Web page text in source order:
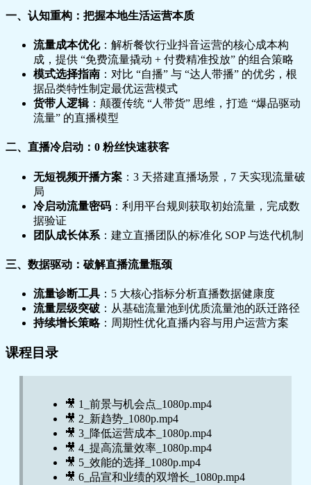
一、认知重构：把握本地生活运营本质
流量成本优化：解析餐饮行业抖音运营的核心成本构
成，提供 “免费流量撬动 + 付费精准投放” 的组合策略
模式选择指南 ：对比 “自播” 与 “达人带播” 的优劣，根
据品类特性制定最优运营模式
货带人逻辑：颠覆传统 “人带货” 思维，打造 “爆品驱动
流量” 的直播模型
二、直播冷启动：0 粉丝快速获客
无短视频开播方案 ：3 天搭建直播场景，7 天实现流量破
局
冷启动流量密码 ：利用平台规则获取初始流量，完成数
据验证
团队成长体系 ：建立直播团队的标准化 SOP 与迭代机制
三、数据驱动：破解直播流量瓶颈
流量诊断工具 ：5 大核心指标分析直播数据健康度
流量层级突破 ：从基础流量池到优质流量池的跃迁路径
持续增长策略：周期性优化直播内容与用户运营方案
课程目录
🎥 1_前景与机会点_1080p.mp4
🎥 2_新趋势_1080p.mp4
🎥 3_降低运营成本_1080p.mp4
🎥 4_提高流量效率_1080p.mp4
🎥 5_效能的选择_1080p.mp4
🎥 6_品宣和业绩的双增长_1080p.mp4